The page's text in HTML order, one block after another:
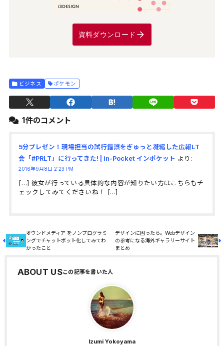
資料ダウンロード
ビジネス ポケモン
1件のコメント
5分プレゼン！現場担当の試行錯誤をぎゅっと凝縮した広報LT
会「#PRLT」に行ってきた! | in-Pocket インポケット より:
2016年9月8日 2:23 PM
[…] 彼女が行っている具体的な内容が知りたい方はこちらもチ
ェックしてみてくださいね！ […]
オウンドメディア をノンプログラミ
ングでチャットボット化してみてわ
かったこと
デザインに困ったら。Webデザイン
の参考になる海外ギャラリーサイト
まとめ
ABOUT US
Izumi Yokoyama